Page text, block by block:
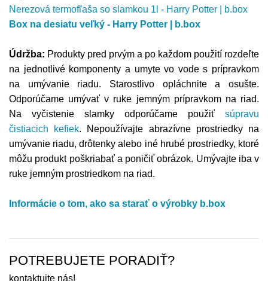
Nerezová termofľaša so slamkou 1l - Harry Potter | b.box
Box na desiatu veľký - Harry Potter | b.box
Údržba: Produkty pred prvým a po každom použití rozdeľte
na jednotlivé komponenty a umyte vo vode s prípravkom
na umývanie riadu. Starostlivo opláchnite a osušte.
Odporúčame umývať v ruke jemným prípravkom na riad.
Na vyčistenie slamky odporúčame použiť súpravu
čistiacich kefiek. Nepoužívajte abrazívne prostriedky na
umývanie riadu, drôtenky alebo iné hrubé prostriedky, ktoré
môžu produkt poškriabať a poničiť obrázok. Umývajte iba v
ruke jemným prostriedkom na riad.
Informácie o tom, ako sa starať o výrobky b.box
POTREBUJETE PORADIŤ?
kontaktujte nás!